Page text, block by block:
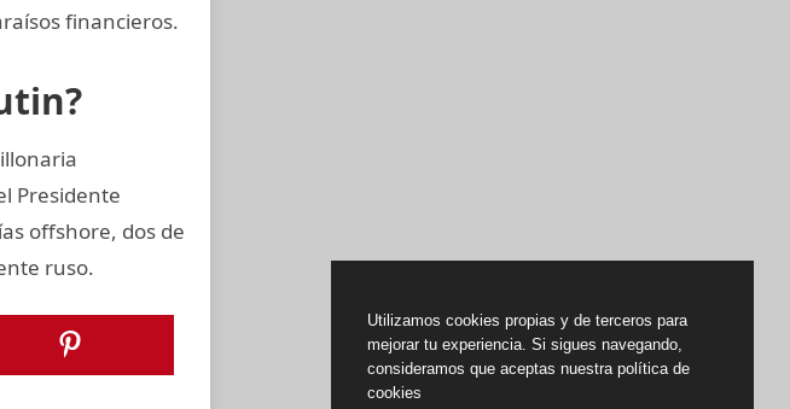
financieros.
Presidente
offshore, dos de
ruso.
Utilizamos cookies propias y de terceros para
mejorar tu experiencia. Si sigues navegando,
consideramos que aceptas nuestra política de
cookies